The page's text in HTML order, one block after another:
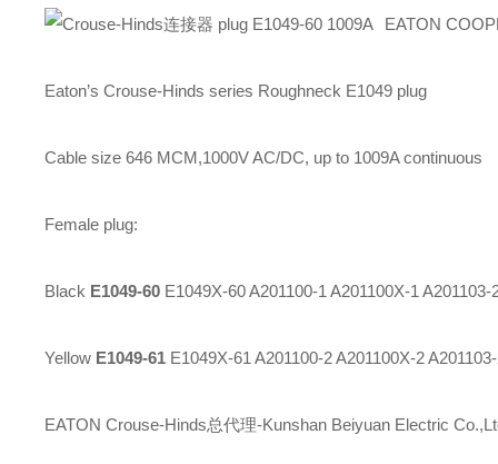
EATON
Eaton’s Crouse-Hinds series Roughneck E1049 plug
Cable size 646 MCM,1000V AC/DC, up to 1009A continuous
Female plug:
Black E1049-60 E1049X-60 A201100-1 A201100X-1 A201103-
Yellow E1049-61 E1049X-61 A201100-2 A201100X-2
EATON Crouse-Hinds总代理-Kunshan Beiyuan Electric